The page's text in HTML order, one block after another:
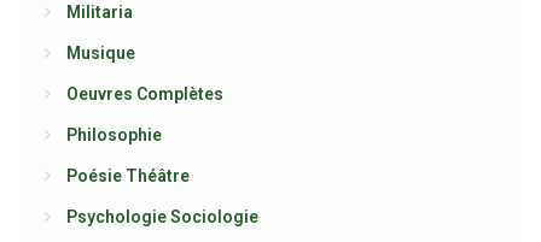
Militaria
Musique
Oeuvres Complètes
Philosophie
Poésie Théâtre
Psychologie Sociologie